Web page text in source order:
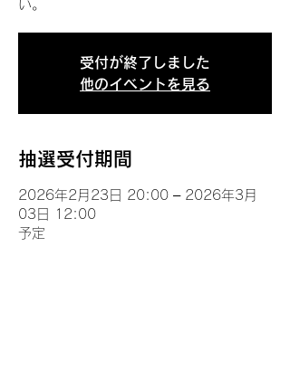
い。
受付が終了しました
他のイベントを見る
抽選受付期間
2026年2月23日 20:00 – 2026年3月
03日 12:00
予定